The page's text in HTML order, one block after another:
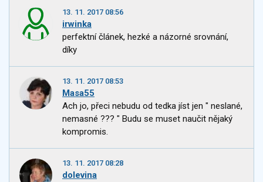
13. 11. 2017 08:56
irwinka
perfektní článek, hezké a názorné srovnání,
díky
13. 11. 2017 08:53
Masa55
Ach jo, přeci nebudu od tedka jíst jen " neslané,
nemasné ??? " Budu se muset naučit nějaký
kompromis.
13. 11. 2017 08:28
dolevina